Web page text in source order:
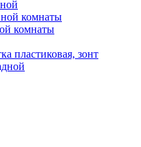
комнаты
комнаты
пластиковая, зонт